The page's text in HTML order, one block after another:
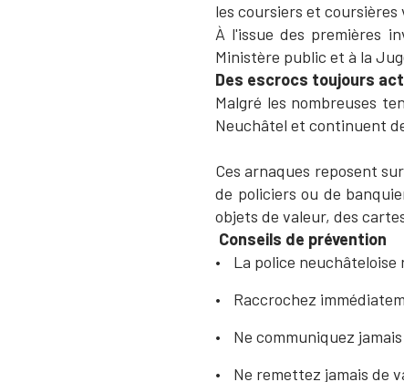
les coursiers et coursières
À l'issue des premières
Ministère public et à la
Des escrocs toujours
Malgré les nombreuses
Neuchâtel et continuent
Ces arnaques reposent
de policiers ou de
objets de valeur, des
Conseils de prévention
La police
Raccrochez
Ne communiquez
Ne remettez jamais de